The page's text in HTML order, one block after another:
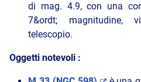
di mag. 4.9, con una
7&ordt; magnitudine,
telescopio.
Oggetti notevoli :